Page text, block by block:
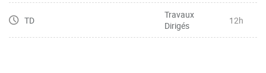
TD
Travaux
Dirigés
12h